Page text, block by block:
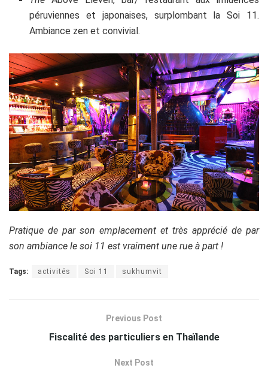
péruviennes et japonaises, surplombant la Soi 11.
Ambiance zen et convivial.
Pratique de par son emplacement et très apprécié de par
son ambiance le soi 11 est vraiment une rue à part !
Tags: activités Soi 11 sukhumvit
Previous Post
Fiscalité des particuliers en Thaïlande
Next Post